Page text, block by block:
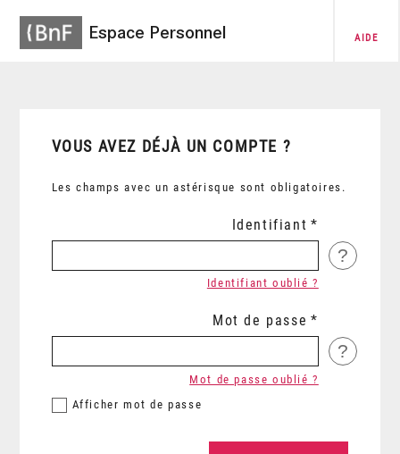
Espace Personnel AIDE
VOUS AVEZ DÉJÀ UN COMPTE ?
Les champs avec un astérisque sont obligatoires.
Identifiant
?
Identifiant oublié ?
Mot de passe
?
Afficher mot de passe
Mot de passe oublié ?